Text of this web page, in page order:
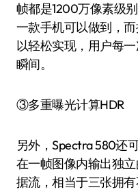
帧都是1200万像素级
一款手机可以做到，
以轻松实现，用户每
瞬间。
③多重曝光计算HDR
另外，Spectra 580还
在一帧图像内输出独
据流，相当于三张拥